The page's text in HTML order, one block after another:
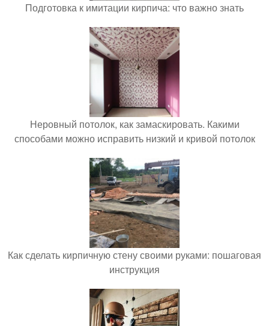
Подготовка к имитации кирпича: что важно знать
Неровный потолок, как замаскировать. Какими
способами можно исправить низкий и кривой потолок
Как сделать кирпичную стену своими руками: пошаговая
инструкция